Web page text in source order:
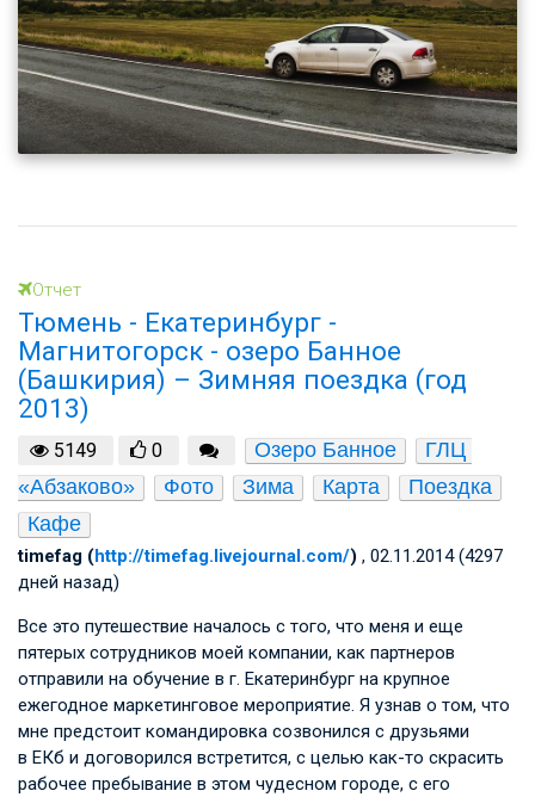
Отчет
Тюмень - Екатеринбург -
Магнитогорск - озеро Банное
(Башкирия) – Зимняя поездка (год
2013)
5149 0 Озеро Банное
ГЛЦ
«Абзаково»
Фото Зима Карта
Поездка
Кафе
timefag (http://timefag.livejournal.com/) , 02.11.2014 (4297
дней назад)
Все это путешествие началось с того, что меня и еще
пятерых сотрудников моей компании, как партнеров
отправили на обучение в г. Екатеринбург на крупное
ежегодное маркетинговое мероприятие. Я узнав о том, что
мне предстоит командировка созвонился с друзьями
в ЕКб и договорился встретится, с целью как-то скрасить
рабочее пребывание в этом чудесном городе, с его